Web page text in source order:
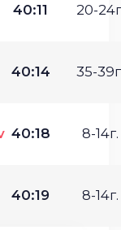
40:11 20-
40:14 35-
40:18 8-14г.
40:19 8-14г.